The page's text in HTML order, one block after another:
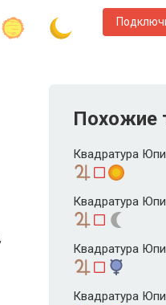
Похожие
Квадратура
Квадратура
Квадратура
Квадратура